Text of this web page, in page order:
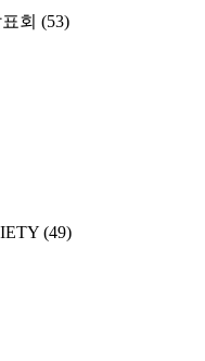
회 (53)
(49)